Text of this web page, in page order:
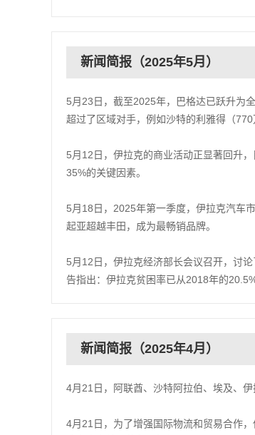
新闻简报（2025年5月）
5月23日，截至2025年，巴格达已跃升为
超过了区域对手，例如沙特的利雅得（
5月12日，伊拉克的商业活动正显著回升
35%的关键因素。
5月18日，2025年第一季度，伊拉克汽车
起亚超越丰田，成为最畅销品牌。
5月12日，伊拉克经济部长会议召开，讨
告指出：伊拉克贫困率已从2018年的
新闻简报（2025年4月）
4月21日，阿联酋、沙特阿拉伯、埃及、
4月21日，为了增强国际物流和贸易合作